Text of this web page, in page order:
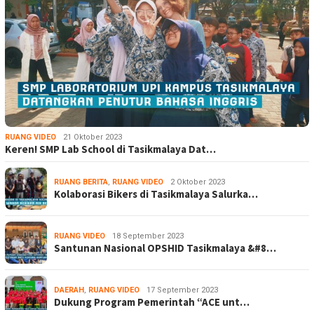
RUANG VIDEO 21 Oktober 2023
Keren! SMP Lab School di Tasikmalaya Dat…
RUANG BERITA, RUANG VIDEO 2 Oktober 2023
Kolaborasi Bikers di Tasikmalaya Salurka…
RUANG VIDEO 18 September 2023
Santunan Nasional OPSHID Tasikmalaya &#8…
DAERAH , RUANG VIDEO 17 September 2023
Dukung Program Pemerintah “ACE unt…